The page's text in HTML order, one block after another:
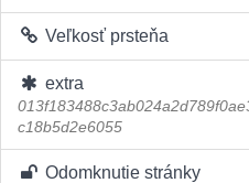
Veľkosť prsteňa
extra
c18b5d2e6055
Odomknutie stránky